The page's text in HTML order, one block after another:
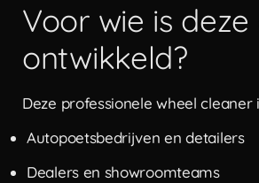
Voor wie is
ontwikkeld?
Deze professionele wheel cleaner
Autopoetsbedrijven en detailers
Dealers en showroomteams